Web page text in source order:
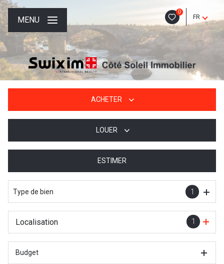
0
FR
MENU
ACHETER
De l'immo pro
LOUER
De l'immo pro
ESTIMER
Type de bien 1
1
Localisation
Budget